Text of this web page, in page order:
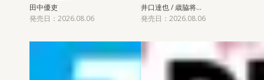
田中優吏
発売日：2026.08.06
井口達也 / 歳脇将…
発売日：2026.08.06